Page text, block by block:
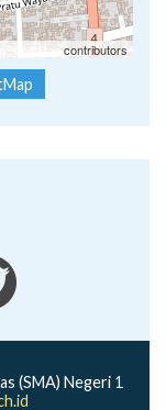
contributors
(SMA) Negeri 1